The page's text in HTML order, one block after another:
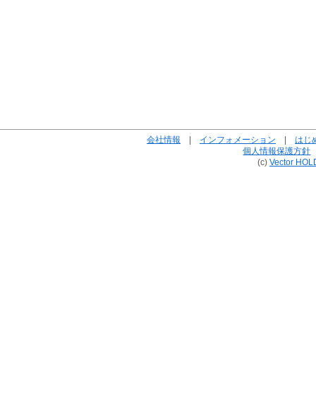
会社情報 インフォメーション
はじ
個人情報保護方針
(c) Vector